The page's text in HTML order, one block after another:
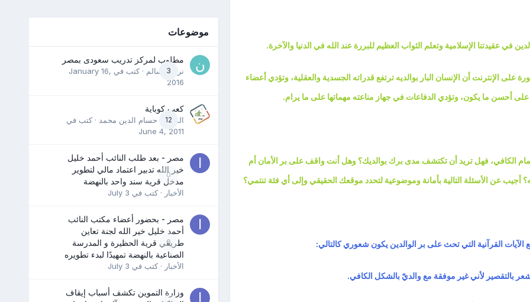
في عقيدتنا الإسلامية وتعلم الثواب العظيم للبررة عند الله في الدنيا والآخرة.
على الإنترنت أن الإنسان البار بوالديه ترتفع قدراته الجسدية والعقلية، وتؤدي أعضاء
أحسن ما يكون، وتؤدي الدفاعات في جهاز مناعته مهماتها على ما يرام.
الكافي، فهل تريد أن تكتشف مدى برك بوالديك؟ وهل أنت واقف على بر الأمان أم
أجيب عن الأسئلة التالية بأمانة وموضوعية لتحدد موقعك الحقيقي وإلى أي فئة تنتمي؟
بالتقصير لأني غير موفقة مع والديّ بالشكل الكافي.
موضوعات
3
مطلوب لمركز تدريب سعودى بمصر
نرمين سالم · كتب في January 16,
2016
12
كعب كوباية
المدرب حسام الدين محمد · كتب في
June 4, 2011
0
مصر - بعد طلب النائب أحمد خليل
خير الله تدبير اعتماد مالي لتطوير
مدخل قرية سند واحد بالنهضة
الأخبار · كتب في July 3
0
مصر - بحضور أعضاء مكتب النائب
أحمد خليل خير الله لجنة تعاين
طريقي قرية الحظيرة و المدرسة
الصناعية بالنهضة تمهيدًا لبدء تطويره
الأخبار · كتب في July 3
وزارة التموين تكشف أسباب إيقاف